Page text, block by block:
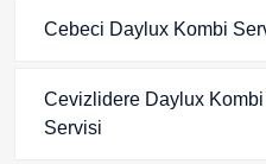
Cebeci Daylux Kombi
Cevizlidere Daylux Kombi
Servisi